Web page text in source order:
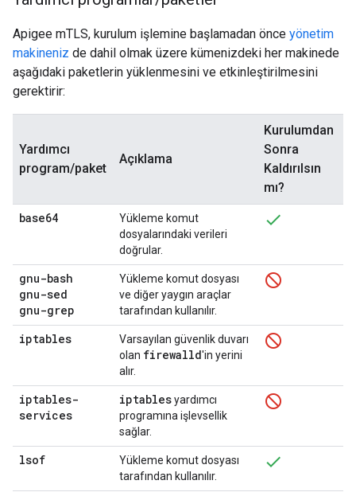
Apigee mTLS, kurulum işlemine başlamadan önce yönetim
makineniz de dahil olmak üzere kümenizdeki her makinede
aşağıdaki paketlerin yüklenmesini ve etkinleştirilmesini
gerektirir:
Yardımcı
program/paket
Açıklama
Kurulumdan
Sonra
Kaldırılsın
mı?
base64
Yükleme komut
dosyalarındaki verileri
doğrular.
gnu-bash
gnu-sed
gnu-grep
Yükleme komut dosyası
ve diğer yaygın araçlar
tarafından kullanılır.
iptables
Varsayılan güvenlik duvarı
olan firewalld'in yerini
alır.
iptables-
services
iptablesyardımcı
programına işlevsellik
sağlar.
lsof
Yükleme komut dosyası
tarafından kullanılır.